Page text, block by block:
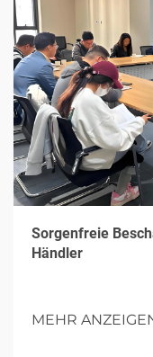
Sorgenfreie
Händler
MEHR